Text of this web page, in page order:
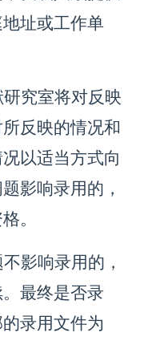
址或工作单
究室将对反映
反映的情况和
以适当方式向
影响录用的，
。
影响录用的，
最终是否录
录用文件为